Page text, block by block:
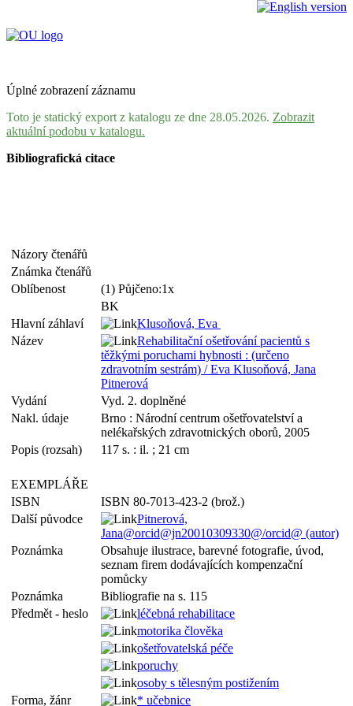
Úplné zobrazení záznamu
Toto je statický export z katalogu ze dne 28.05.2026. Zobrazit
aktuální podobu v katalogu.
Bibliografická citace
Názory čtenářů
Známka čtenářů
Oblíbenost
(1) Půjčeno:1x
BK
Hlavní záhlaví
Klusoňová, Eva
Název
Rehabilitační ošetřování pacientů s
těžkými poruchami hybnosti : (určeno
zdravotním sestrám) / Eva Klusoňová, Jana
Pitnerová
Vydání
Vyd. 2. doplněné
Nakl. údaje
Brno : Národní centrum ošetřovatelství a
nelékařských zdravotnických oborů, 2005
Popis (rozsah)
117 s. : il. ; 21 cm
EXEMPLÁŘE
ISBN
ISBN 80-7013-423-2 (brož.)
Další původce
Pitnerová,
Jana@orcid@jn20010309330@/orcid@ (autor)
Poznámka
Obsahuje ilustrace, barevné fotografie, úvod,
seznam firem dodávajících kompenzační
pomůcky
Poznámka
Bibliografie na s. 115
Předmět - heslo
léčebná rehabilitace
motorika člověka
ošetřovatelská péče
poruchy
osoby s tělesným postižením
Forma, žánr
* učebnice